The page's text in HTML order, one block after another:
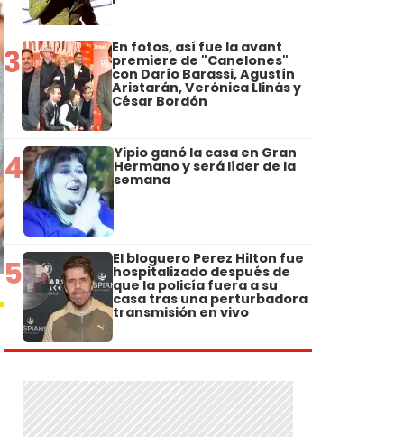
3 En fotos, así fue la avant
premiere de "Canelones"
con Darío Barassi, Agustín
Aristarán, Verónica Llinás y
César Bordón
4 Yipio ganó la casa en Gran
Hermano y será líder de la
semana
5 El bloguero Perez Hilton fue
hospitalizado después de
que la policía fuera a su
casa tras una perturbadora
transmisión en vivo